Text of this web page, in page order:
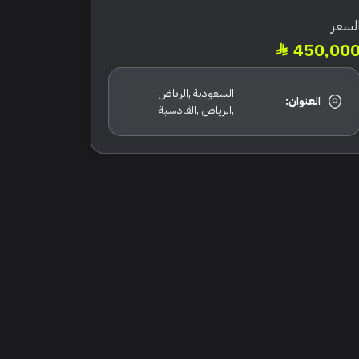
العنوان:
السعودية ,الرياض
,الرياض ,القادسية